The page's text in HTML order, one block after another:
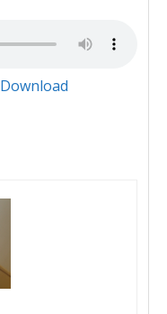
Download